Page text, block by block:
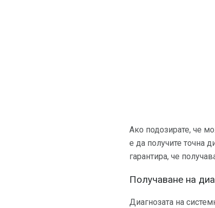
Ако подозирате, че
е да получите точна
гарантира, че
Получаване на
Диагнозата на